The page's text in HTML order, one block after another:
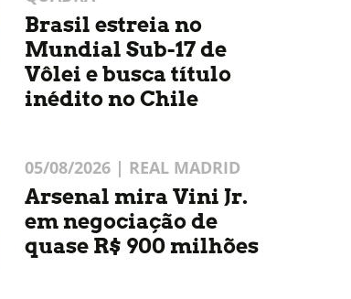
Brasil estreia no
Mundial Sub-17 de
Vôlei e busca título
inédito no Chile
05/08/2026 | REAL MADRID
Arsenal mira Vini Jr.
em negociação de
quase R$ 900 milhões